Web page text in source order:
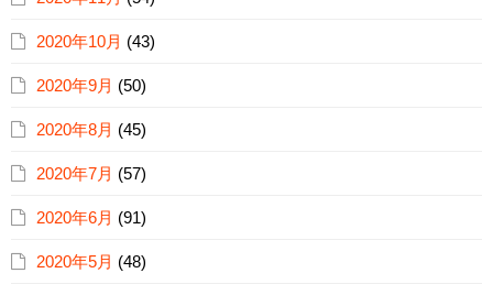
2020年10月 (43)
2020年9月 (50)
2020年8月 (45)
2020年7月 (57)
2020年6月 (91)
2020年5月 (48)